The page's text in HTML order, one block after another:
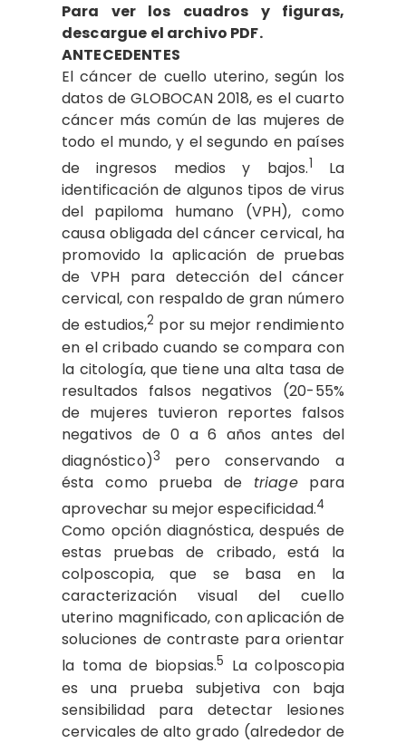
Para ver los cuadros y figuras,
descargue el archivo PDF.
ANTECEDENTES
El cáncer de cuello uterino, según los
datos de GLOBOCAN 2018, es el cuarto
cáncer más común de las mujeres de
todo el mundo, y el segundo en países
de ingresos medios y bajos.1
La
identificación de algunos tipos de virus
del papiloma humano (VPH), como
causa obligada del cáncer cervical, ha
promovido la aplicación de pruebas
de VPH para detección del cáncer
cervical, con respaldo de gran número
de estudios,2 por su mejor rendimiento
en el cribado cuando se compara con
la citología, que tiene una alta tasa de
resultados falsos negativos (20-55%
de mujeres tuvieron reportes falsos
negativos de 0 a 6 años antes del
diagnóstico)3
pero conservando a
ésta como prueba de triagepara
aprovechar su mejor especificidad.4
Como opción diagnóstica, después de
estas pruebas de cribado, está la
colposcopia, que se basa en la
caracterización visual del cuello
uterino magnificado, con aplicación de
soluciones de contraste para orientar
la toma de biopsias.5 La colposcopia
es una prueba subjetiva con baja
sensibilidad para detectar lesiones
cervicales de alto grado (alrededor de